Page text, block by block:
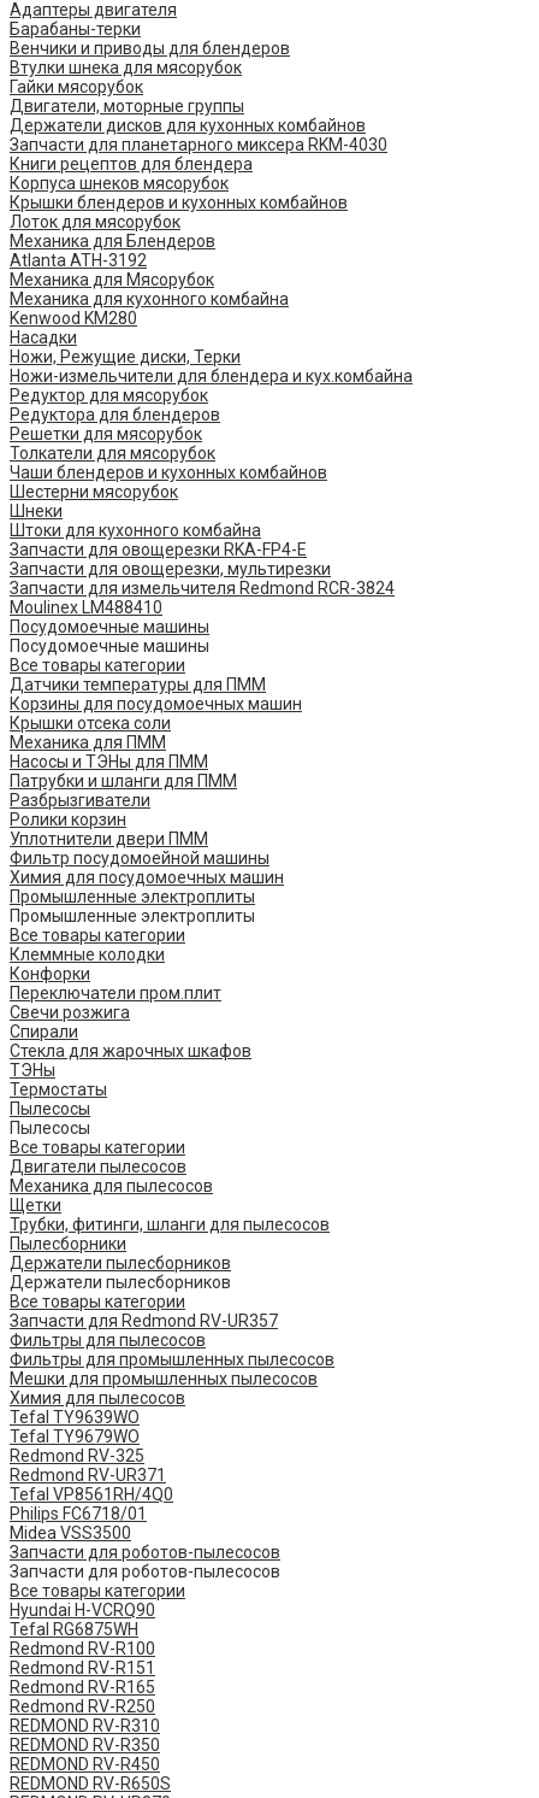
Адаптеры двигателя
Барабаны-терки
Венчики и приводы для блендеров
Втулки шнека для мясорубок
Гайки мясорубок
Двигатели, моторные группы
Держатели дисков для кухонных комбайнов
Запчасти для планетарного миксера RKM-4030
Книги рецептов для блендера
Корпуса шнеков мясорубок
Крышки блендеров и кухонных комбайнов
Лоток для мясорубок
Механика для Блендеров
Atlanta ATH-3192
Механика для Мясорубок
Механика для кухонного комбайна
Kenwood KM280
Насадки
Ножи, Режущие диски, Терки
Ножи-измельчители для блендера и кух.комбайна
Редуктор для мясорубок
Редуктора для блендеров
Решетки для мясорубок
Толкатели для мясорубок
Чаши блендеров и кухонных комбайнов
Шестерни мясорубок
Шнеки
Штоки для кухонного комбайна
Запчасти для овощерезки RKA-FP4-E
Запчасти для овощерезки, мультирезки
Запчасти для измельчителя Redmond RCR-3824
Moulinex LM488410
Посудомоечные машины
Посудомоечные машины
Все товары категории
Датчики температуры для ПММ
Корзины для посудомоечных машин
Крышки отсека соли
Механика для ПММ
Насосы и ТЭНы для ПММ
Патрубки и шланги для ПММ
Разбрызгиватели
Ролики корзин
Уплотнители двери ПММ
Фильтр посудомоейной машины
Химия для посудомоечных машин
Промышленные электроплиты
Промышленные электроплиты
Все товары категории
Клеммные колодки
Конфорки
Переключатели пром.плит
Свечи розжига
Спирали
Стекла для жарочных шкафов
ТЭНы
Термостаты
Пылесосы
Пылесосы
Все товары категории
Двигатели пылесосов
Механика для пылесосов
Щетки
Трубки, фитинги, шланги для пылесосов
Пылесборники
Держатели пылесборников
Держатели пылесборников
Все товары категории
Запчасти для Redmond RV-UR357
Фильтры для пылесосов
Фильтры для промышленных пылесосов
Мешки для промышленных пылесосов
Химия для пылесосов
Tefal TY9639WO
Tefal TY9679WO
Redmond RV-325
Redmond RV-UR371
Tefal VP8561RH/4Q0
Philips FC6718/01
Midea VSS3500
Запчасти для роботов-пылесосов
Запчасти для роботов-пылесосов
Все товары категории
Hyundai H-VCRQ90
Tefal RG6875WH
Redmond RV-R100
Redmond RV-R151
Redmond RV-R165
Redmond RV-R250
REDMOND RV-R310
REDMOND RV-R350
REDMOND RV-R450
REDMOND RV-R650S